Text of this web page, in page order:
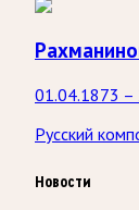
01.04.1873 –
Русский
Новости